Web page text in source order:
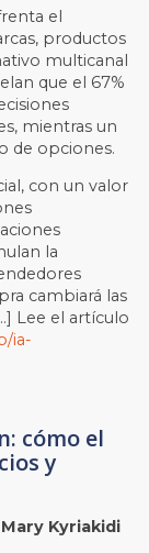
el
productos
multicanal
que el 67%
mientras un
de opciones.
con un valor
la
cambiará las
Lee el artículo
ia-
cómo el
y
Kyriakidi